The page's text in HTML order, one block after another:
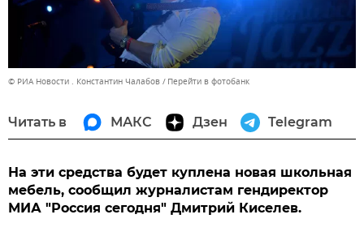
© РИА Новости . Константин Чалабов Перейти в фотобанк
Читать в МАКС Дзен Telegram
На эти средства будет куплена новая школьная
мебель, сообщил журналистам гендиректор
МИА "Россия сегодня" Дмитрий Киселев.